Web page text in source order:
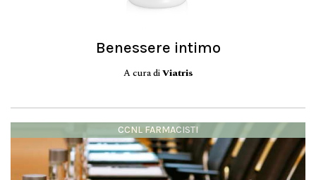
Benessere intimo
A cura diViatris
CCNL FARMACISTI